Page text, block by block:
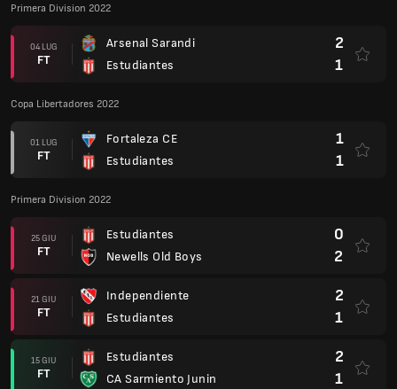
Primera Division 2022
04 LUG
FT
Arsenal Sarandi
Estudiantes
2
1
Copa Libertadores 2022
01 LUG
FT
Fortaleza CE
Estudiantes
1
1
Primera Division 2022
25 GIU
FT
Estudiantes
Newells Old Boys
0
2
21 GIU
FT
Independiente
Estudiantes
2
1
15 GIU
FT
Estudiantes
CA Sarmiento Junin
2
1